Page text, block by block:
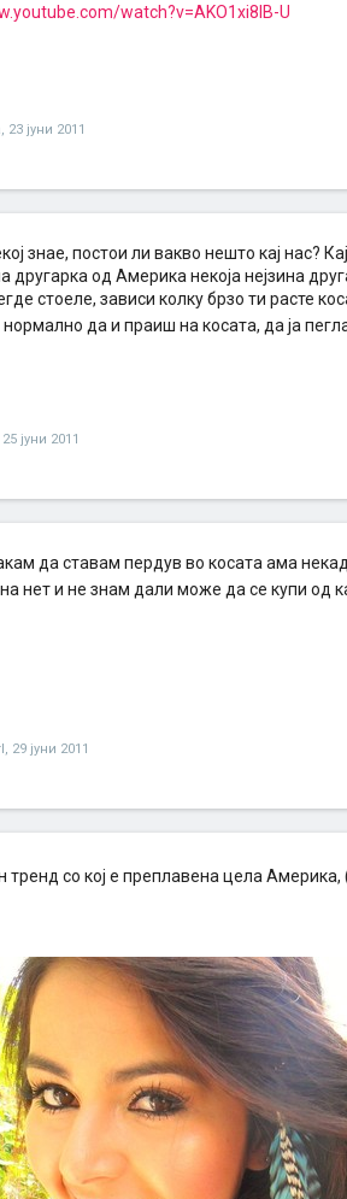
watch?v=AKO1xi8lB-U
, 23 јуни 2011
знае, постои ли вакво нешто кај нас?
другарка од Америка некоја нејзина
стоеле, зависи колку брзо ти расте
да и праиш на косата, да ја
25 јуни 2011
да ставам пердув во косата ама
нет и не знам дали може да се купи од
, 29 јуни 2011
тренд со кој е преплавена цела Америка,